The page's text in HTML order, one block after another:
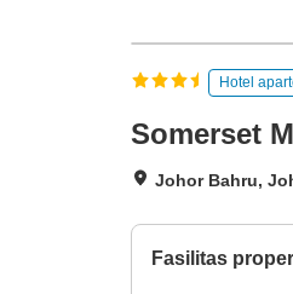
Hotel
Somerset
Johor Bahru,
Fasilitas